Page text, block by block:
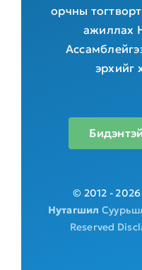
орчны
ажиллах
эрхийг
© 2012 - 2026
Нутагшил
Reserved